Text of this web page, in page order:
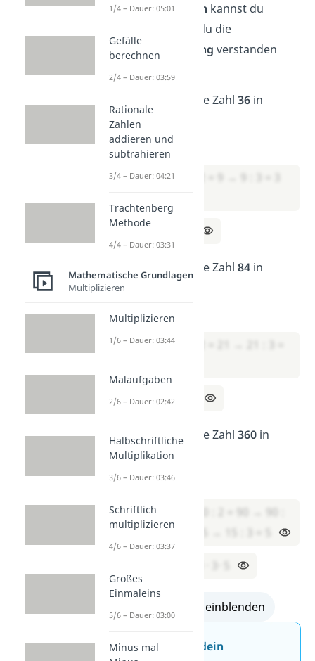
Mit diesenÜbungen kannst du
nochmal üben, ob du die
Primfaktorzerlegung verstanden
Zerlege die Zahl 36in
Primfaktoren
Lösung 1:
36 : 2 = 18 → 18 : 2 = 9 → 9 : 3 = 3
→ 36 = 2 · 2 · 3· 3
Zerlege die Zahl 84in
Primfaktoren
Lösung 2:
84 : 2 = 42 → 42 : 2 = 21 → 21 : 3 =
→ 84 = 2 · 2 · 3 · 7
Übung 3: Zerlege die Zahl 360in
Primfaktoren.
Lösung 3:
360 : 2 = 180 → 180 : 2 = 90 → 90 :
2 = 45 → 45 : 3 = 15 → 15 : 3 = 5
alle Lösungen einblenden
Jetzt neu: Teste dein
1/4 – Dauer: 05:01
Gefälle
berechnen
2/4 – Dauer: 03:59
Rationale
Zahlen
addieren und
subtrahieren
3/4 – Dauer: 04:21
Trachtenberg
Methode
4/4 – Dauer: 03:31
Mathematische Grundlagen
Multiplizieren
Multiplizieren
1/6 – Dauer: 03:44
Malaufgaben
2/6 – Dauer: 02:42
Halbschriftliche
Multiplikation
3/6 – Dauer: 03:46
Schriftlich
multiplizieren
4/6 – Dauer: 03:37
Großes
Einmaleins
5/6 – Dauer: 03:00
Minus mal